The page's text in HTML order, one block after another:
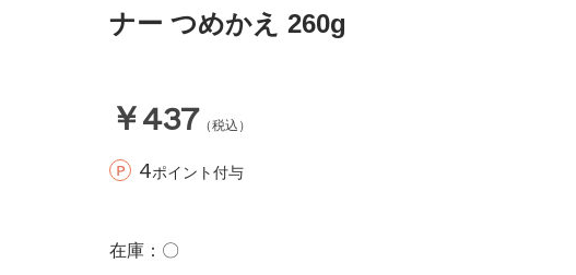
ナー つめかえ 260g
￥437 （税込）
4ポイント付与
在庫 〇